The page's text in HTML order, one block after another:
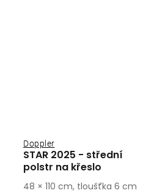
STAR 2025 - střední
polstr na křeslo
Doppler
48 × 110 cm, tloušťka 6 cm